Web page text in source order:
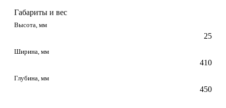
Габариты и вес
Высота, мм
25
Ширина, мм
410
Глубина, мм
450